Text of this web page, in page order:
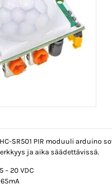
SR501 PIR moduuli arduino
ja aika säädettävissä.
– 20 VDC